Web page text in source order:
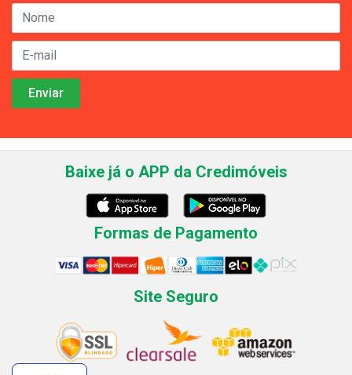
Baixe já o APP da Credimóveis
Formas de Pagamento
Site Seguro